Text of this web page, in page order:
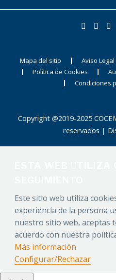
Mapa del sitio Aviso Legal
Política de Cookies
Condiciones
Copyright @2019-2025
reservados |
Este sitio web utiliza
experiencia de la persona
nuestro sitio web, aceptas
acuerdo con nuestra
Más información
Configurar/Rechazar